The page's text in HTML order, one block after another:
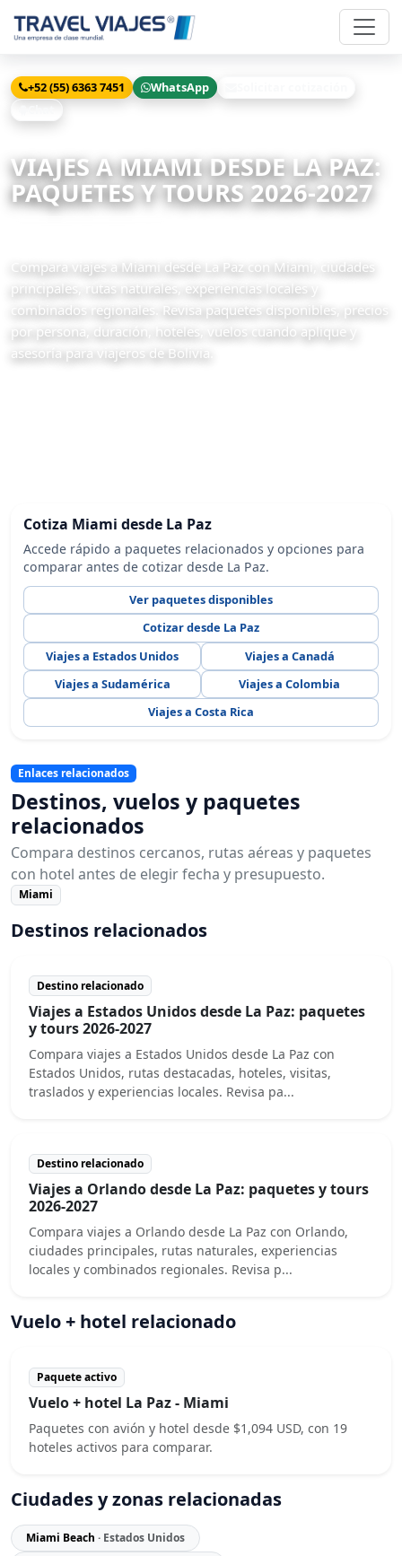
+52 (55) 6363 7451 WhatsApp
VIAJES A MIAMI DESDE LA PAZ:
PAQUETES Y TOURS 2026-2027
Compara viajes a Miami desde La Paz con Miami, ciudades
principales, rutas naturales, experiencias locales y
combinados regionales. Revisa paquetes disponibles, precios
por persona, duración, hoteles, vuelos cuando aplique y
asesoría para viajeros de Bolivia.
Cotiza Miami desde La Paz
Accede rápido a paquetes relacionados y opciones para
comparar antes de cotizar desde La Paz.
Ver paquetes disponibles
Cotizar desde La Paz
Viajes a Estados Unidos
Viajes a Canadá
Viajes a Sudamérica
Viajes a Colombia
Viajes a Costa Rica
Enlaces relacionados
Destinos, vuelos y paquetes
relacionados
Compara destinos cercanos, rutas aéreas y paquetes
con hotel antes de elegir fecha y presupuesto.
Miami
Destinos relacionados
Destino relacionado
Viajes a Estados Unidos desde La Paz: paquetes
y tours 2026-2027
Compara viajes a Estados Unidos desde La Paz con
Estados Unidos, rutas destacadas, hoteles, visitas,
traslados y experiencias locales. Revisa pa...
Destino relacionado
Viajes a Orlando desde La Paz: paquetes y tours
2026-2027
Compara viajes a Orlando desde La Paz con Orlando,
ciudades principales, rutas naturales, experiencias
locales y combinados regionales. Revisa p...
Vuelo + hotel relacionado
Paquete activo
Vuelo + hotel La Paz - Miami
Paquetes con avión y hotel desde $1,094 USD, con 19
hoteles activos para comparar.
Ciudades y zonas relacionadas
Miami Beach · Estados Unidos